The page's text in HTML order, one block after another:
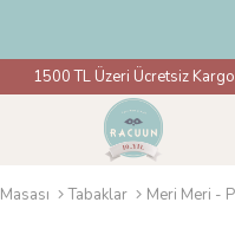
1500 TL Üzeri Ücretsiz Kargo
Tabaklar